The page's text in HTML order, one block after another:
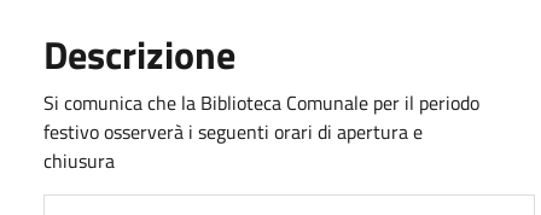
Descrizione
Si comunica che la Biblioteca Comunale per il periodo
festivo osserverà i seguenti orari di apertura e
chiusura